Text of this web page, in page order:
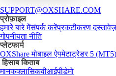
SUPPORT@OXSHARE.COM
प्रोफ़ाइल
हमारे बारे मेंसंपर्क करेंप्रकटीकरण दस्तावेज़
गोपनीयता नीति
प्लेटफार्म
OXShare मोबाइल ऐपमेटाट्रेडर 5 (MT5)
हिसाब किताब
मानकक्लासिकवीआईपीडेमो